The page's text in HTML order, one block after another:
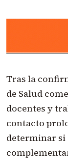
Tras la
de Salud
docentes y
contacto
determinar si